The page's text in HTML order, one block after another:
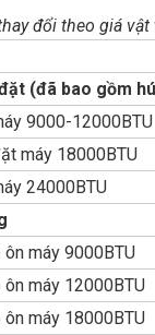
đổi theo giá
(đã bao gồm
9000-12000BTU
máy 18000BTU
24000BTU
máy 9000BTU
máy 12000BTU
máy 18000BTU